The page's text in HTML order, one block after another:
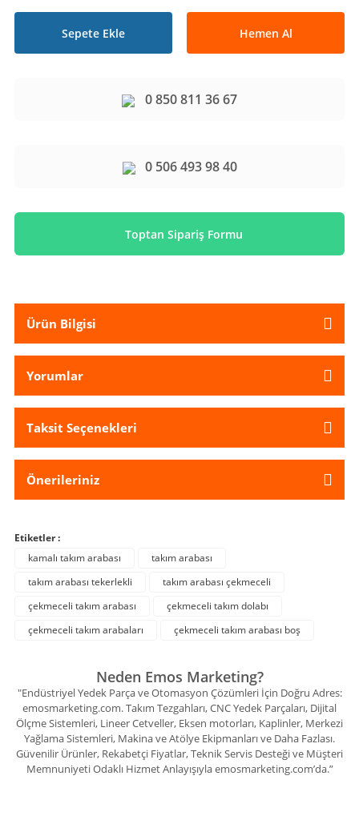
Sepete Ekle Hemen Al
0 850 811 36 67
0 506 493 98 40
Toptan Sipariş Formu
Ürün Bilgisi
Yorumlar
Taksit Seçenekleri
Önerileriniz
Etiketler :
kamalı takım arabası
takım arabası
takım arabası tekerlekli
takım arabası çekmeceli
çekmeceli takım arabası
çekmeceli takım dolabı
çekmeceli takım arabaları
çekmeceli takım arabası boş
Neden Emos Marketing?
"Endüstriyel Yedek Parça ve Otomasyon Çözümleri İçin Doğru Adres:
emosmarketing.com. Takım Tezgahları, CNC Yedek Parçaları, Dijital
Ölçme Sistemleri, Lineer Cetveller, Eksen motorları, Kaplinler, Merkezi
Yağlama Sistemleri, Makina ve Atölye Ekipmanları ve Daha Fazlası.
Güvenilir Ürünler, Rekabetçi Fiyatlar, Teknik Servis Desteği ve Müşteri
Memnuniyeti Odaklı Hizmet Anlayışıyla emosmarketing.com’da.”